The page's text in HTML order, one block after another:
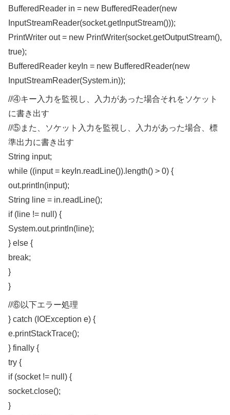
BufferedReader in = new BufferedReader(new
InputStreamReader(socket.getInputStream()));
PrintWriter out = new PrintWriter(socket.getOutputStream(),
true);
BufferedReader keyIn = new BufferedReader(new
InputStreamReader(System.in));
//④キー入力を監視し、入力があった場合それをソケット
に書き出す
//⑤また、ソケット入力を監視し、入力があった場合、標
準出力に書き出す
String input;
while ((input = keyIn.readLine()).length() > 0) {
out.println(input);
String line = in.readLine();
if (line != null) {
System.out.println(line);
} else {
break;
}
}
//⑥以下エラー処理
} catch (IOException e) {
e.printStackTrace();
} finally {
try {
if (socket != null) {
socket.close();
}